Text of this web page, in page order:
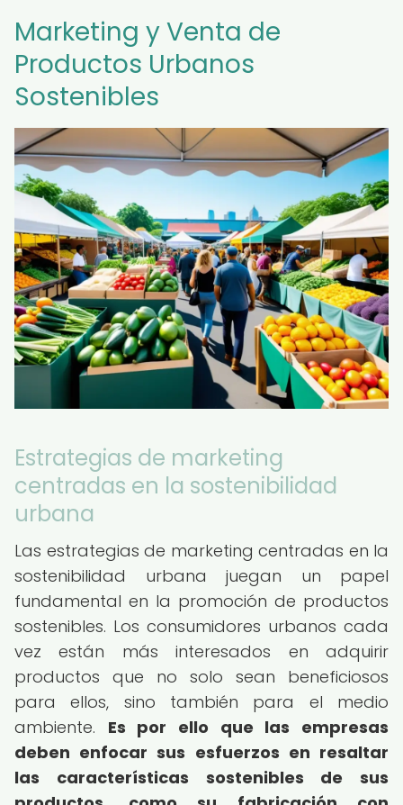
Marketing y Venta de
Productos Urbanos
Sostenibles
Estrategias de marketing
centradas en la sostenibilidad
urbana
Las estrategias de marketing centradas en la
sostenibilidad urbana juegan un papel
fundamental en la promoción de productos
sostenibles. Los consumidores urbanos cada
vez están más interesados en adquirir
productos que no solo sean beneficiosos
para ellos, sino también para el medio
ambiente. Es por ello que las empresas
deben enfocar sus esfuerzos en resaltar
las características sostenibles de sus